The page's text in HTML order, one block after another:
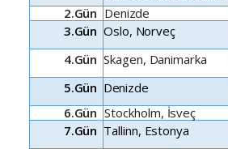
2.Gün Denizde
3.Gün Oslo, Norveç
4.Gün Skagen, Danimarka
5.Gün Denizde
6.Gün Stockholm, İsveç
7.Gün Tallinn, Estonya